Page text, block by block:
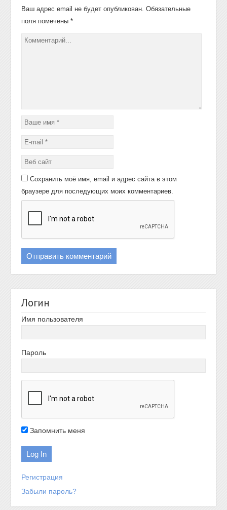
Ваш адрес email не будет опубликован. Обязательные
поля помечены*
Сохранить моё имя, email и адрес сайта в этом
браузере для последующих моих комментариев.
Логин
Имя пользователя
Пароль
Запомнить меня
Регистрация
Забыли пароль?